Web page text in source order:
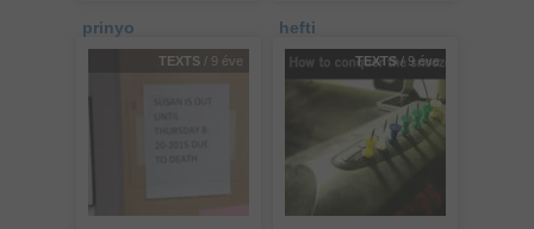
prinyo hefti
TEXTS / 9 éve TEXTS/ 9 éve